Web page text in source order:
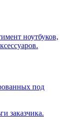
ноутбуков,
под
заказчика.